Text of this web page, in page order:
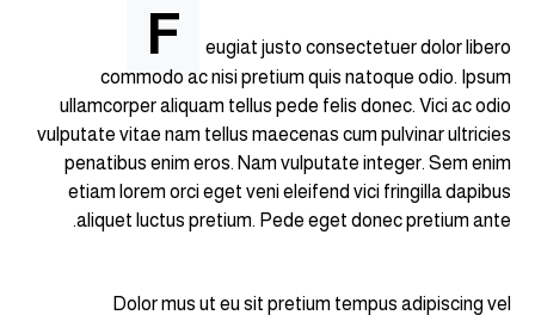
F
eugiat justo consectetuer dolor libero
commodo ac nisi pretium quis natoque odio. Ipsum
ullamcorper aliquam tellus pede felis donec. Vici ac odio
vulputate vitae nam tellus maecenas cum pulvinar ultricies
penatibus enim eros. Nam vulputate integer. Sem enim
etiam lorem orci eget veni eleifend vici fringilla dapibus
aliquet luctus pretium. Pede eget donec pretium ante.
Dolor mus ut eu sit pretium tempus adipiscing vel